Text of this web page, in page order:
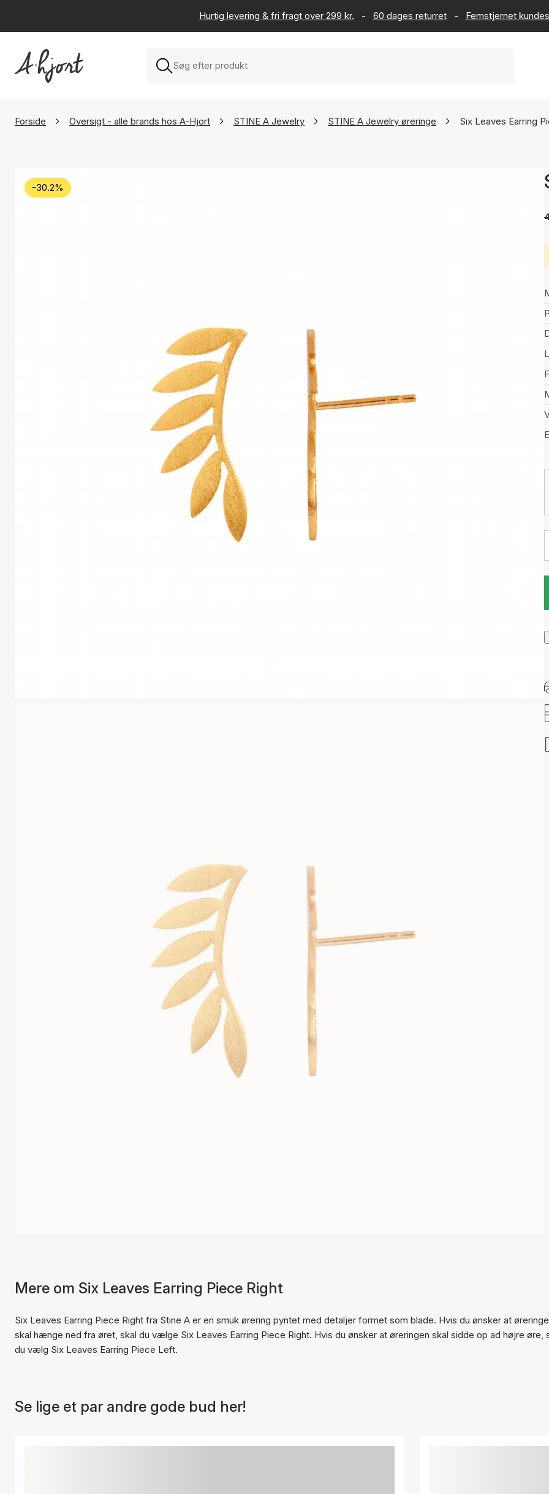
Hurtig levering & fri fragt over 299 kr. - 60 dages returret - Femstjernet
Forside Oversigt - alle brands hos A-Hjort STINE A Jewelry STINE A Jewelry øreringe Six Leaves Earring
-30.2%
Mere om Six Leaves Earring Piece Right
Six Leaves Earring Piece Right fra Stine A er en smuk ørering pyntet med detaljer formet som blade. Hvis du ønsker at
skal hænge ned fra øret, skal du vælge Six Leaves Earring Piece Right. Hvis du ønsker at øreringen skal sidde op ad højre øre,
du vælg Six Leaves Earring Piece Left.
Se lige et par andre gode bud her!